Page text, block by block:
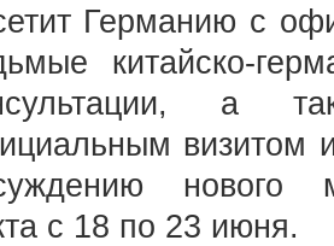
Германию с
китайско-
а
визитом
нового
с 18 по 23 июня.